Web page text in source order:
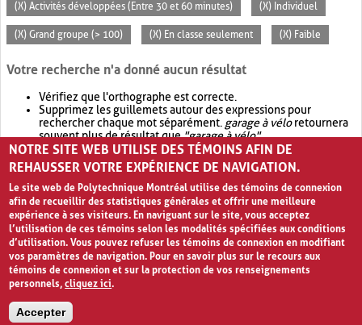
(X) Activités développées (Entre 30 et 60 minutes) (X) Individuel
(X) Grand groupe (> 100) (X) En classe seulement (X) Faible
Votre recherche n'a donné aucun résultat
Vérifiez que l'orthographe est correcte.
Supprimez les guillemets autour des expressions pour
rechercher chaque mot séparément. garage à véloretournera
souvent plus de résultat que"garage à vélo".
Envisagez d'élargir votre recherche avec OR.garage OR vélo
retournera souvent plus de résultat quegarage à vélo
NOTRE SITE WEB UTILISE DES TÉMOINS AFIN DE
REHAUSSER VOTRE EXPÉRIENCE DE NAVIGATION.
Le site web de Polytechnique Montréal utilise des témoins de connexion
afin de recueillir des statistiques générales et offrir une meilleure
expérience à ses visiteurs. En naviguant sur le site, vous acceptez
l’utilisation de ces témoins selon les modalités spécifiées aux conditions
d’utilisation. Vous pouvez refuser les témoins de connexion en modifiant
vos paramètres de navigation. Pour en savoir plus sur le recours aux
témoins de connexion et sur la protection de vos renseignements
personnels,cliquez ici.
Accepter